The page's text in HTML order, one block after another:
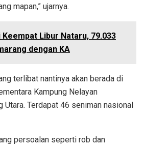
mapan,” ujarnya.
Keempat Libur Nataru, 79.033
dengan KA
terlibat nantinya akan berada di
Kampung Nelayan
Utara. Terdapat 46 seniman nasional
persoalan seperti rob dan